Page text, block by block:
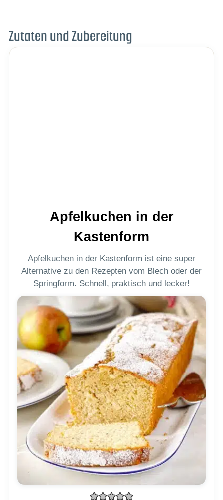
Zutaten und Zubereitung
Apfelkuchen in der
Kastenform
Apfelkuchen in der Kastenform ist eine super
Alternative zu den Rezepten vom Blech oder der
Springform. Schnell, praktisch und lecker!